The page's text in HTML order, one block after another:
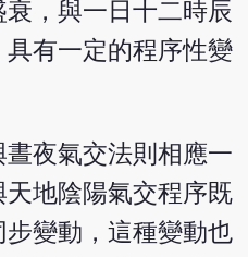
，與一日十二時辰
具有一定的程序性變
晝夜氣交法則相應一
天地陰陽氣交程序既
變動，這種變動也